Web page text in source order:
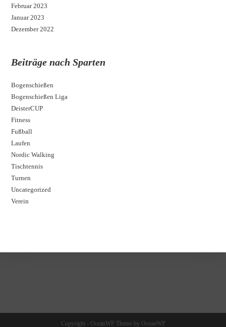
Februar 2023
Januar 2023
Dezember 2022
Beiträge nach Sparten
Bogenschießen
Bogenschießen Liga
DeisterCUP
Fitness
Fußball
Laufen
Nordic Walking
Tischtennis
Turnen
Uncategorized
Verein
Copyright - OceanWP Theme by OceanWP